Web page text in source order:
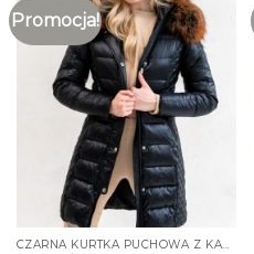
Promocja!
CZARNA KURTKA PUCHOWA Z KAPTUREM